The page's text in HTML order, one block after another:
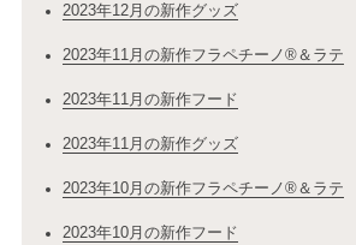
2023年12月の新作グッズ
2023年11月の新作フラペチーノ®＆ラテ
2023年11月の新作フード
2023年11月の新作グッズ
2023年10月の新作フラペチーノ®＆ラテ
2023年10月の新作フード